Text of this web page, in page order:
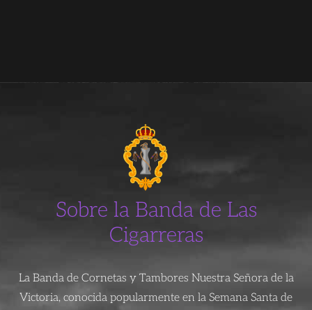
Sobre la Banda de Las
Cigarreras
La Banda de Cornetas y Tambores Nuestra Señora de la
Victoria, conocida popularmente en la Semana Santa de